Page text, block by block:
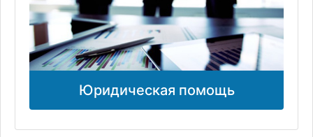
Юридическая помощь